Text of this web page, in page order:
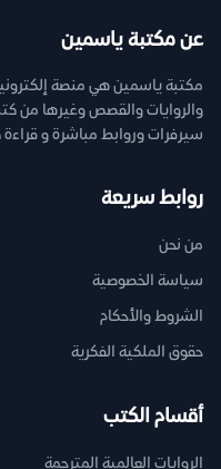
عن مكتبة ياسمين
مكتبة ياسمين هي منصة
سيرفرات وروابط مباشرة و قراءة
روابط سريعة
من نحن
سياسة الخصوصية
الشروط والأحكام
حقوق الملكية الفكرية
أقسام الكتب
الروايات العالمية المترجمة